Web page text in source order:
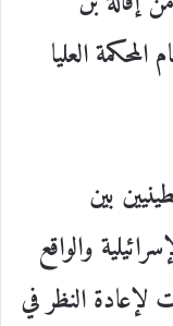
العليا
بين
والواقع
النظر في